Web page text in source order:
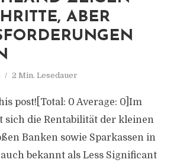
ABER H
B
2 Min. Lesedauer
post![Total: 0 Average: 0]Im
sich die Rentabilität der kleinen
Banken sowie Sparkassen in
bekannt als Less Significant